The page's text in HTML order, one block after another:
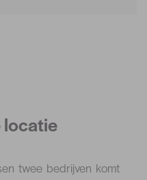
locatie
twee bedrijven komt